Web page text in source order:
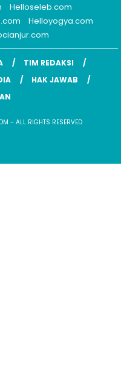
Helloseleb.com
Helloyogya.com
TIM REDAKSI
HAK JAWAB
- ALL RIGHTS RESERVED